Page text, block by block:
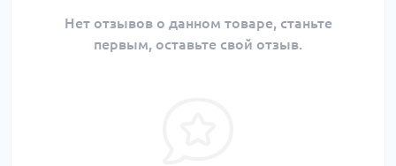
Нет отзывов о данном товаре, станьте
первым, оставьте свой отзыв.